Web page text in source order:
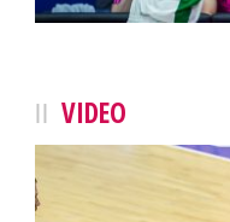
VIDEO